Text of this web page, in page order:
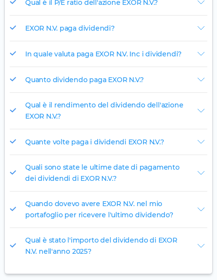
Qual è il P/E ratio dell'azione EXOR N.V.?
EXOR N.V. paga dividendi?
In quale valuta paga EXOR N.V. Inc i dividendi?
Quanto dividendo paga EXOR N.V.?
Qual è il rendimento del dividendo dell'azione
EXOR N.V.?
Quante volte paga i dividendi EXOR N.V.?
Quali sono state le ultime date di pagamento
dei dividendi di EXOR N.V.?
Quando dovevo avere EXOR N.V. nel mio
portafoglio per ricevere l'ultimo dividendo?
Qual è stato l'importo del dividendo di EXOR
N.V. nell'anno 2025?